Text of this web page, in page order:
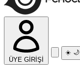
ÜYE GİRİŞİ
☀️ 🌙